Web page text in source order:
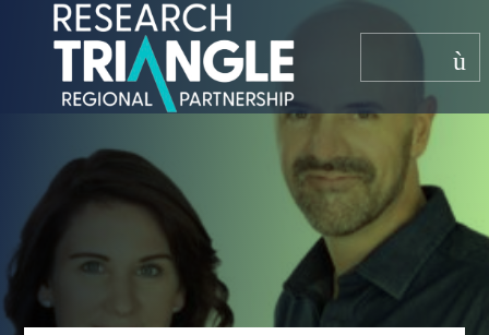
Salta al contenuto
menù